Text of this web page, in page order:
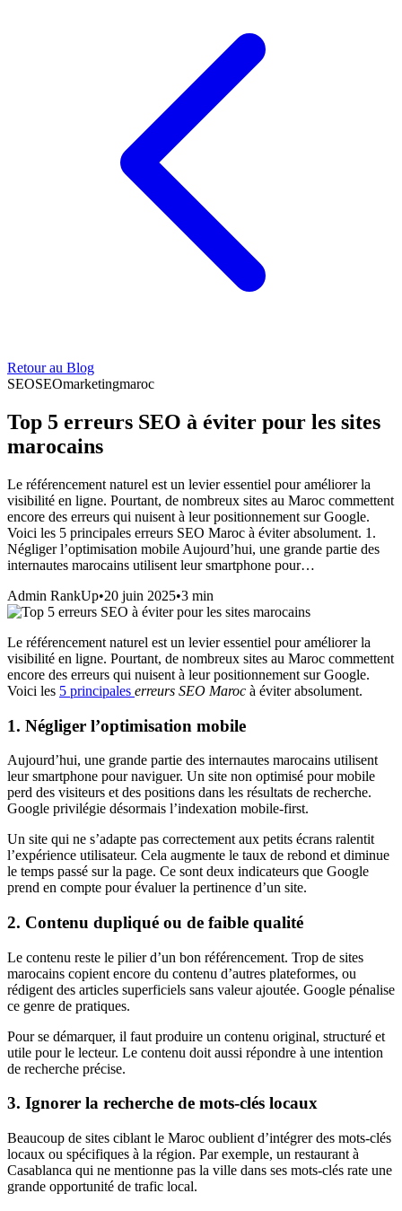
Retour au Blog
SEOSEOmarketingmaroc
Top 5 erreurs SEO à éviter pour les sites
marocains
Le référencement naturel est un levier essentiel pour améliorer la
visibilité en ligne. Pourtant, de nombreux sites au Maroc commettent
encore des erreurs qui nuisent à leur positionnement sur Google.
Voici les 5 principales erreurs SEO Maroc à éviter absolument. 1.
Négliger l’optimisation mobile Aujourd’hui, une grande partie des
internautes marocains utilisent leur smartphone pour…
Admin RankUp•20 juin 2025•3 min
Le référencement naturel est un levier essentiel pour améliorer la
visibilité en ligne. Pourtant, de nombreux sites au Maroc commettent
encore des erreurs qui nuisent à leur positionnement sur Google.
Voici les 5 principales erreurs SEO Maroc à éviter absolument.
1. Négliger l’optimisation mobile
Aujourd’hui, une grande partie des internautes marocains utilisent
leur smartphone pour naviguer. Un site non optimisé pour mobile
perd des visiteurs et des positions dans les résultats de recherche.
Google privilégie désormais l’indexation mobile-first.
Un site qui ne s’adapte pas correctement aux petits écrans ralentit
l’expérience utilisateur. Cela augmente le taux de rebond et diminue
le temps passé sur la page. Ce sont deux indicateurs que Google
prend en compte pour évaluer la pertinence d’un site.
2. Contenu dupliqué ou de faible qualité
Le contenu reste le pilier d’un bon référencement. Trop de sites
marocains copient encore du contenu d’autres plateformes, ou
rédigent des articles superficiels sans valeur ajoutée. Google pénalise
ce genre de pratiques.
Pour se démarquer, il faut produire un contenu original, structuré et
utile pour le lecteur. Le contenu doit aussi répondre à une intention
de recherche précise.
3. Ignorer la recherche de mots-clés locaux
Beaucoup de sites ciblant le Maroc oublient d’intégrer des mots-clés
locaux ou spécifiques à la région. Par exemple, un restaurant à
Casablanca qui ne mentionne pas la ville dans ses mots-clés rate une
grande opportunité de trafic local.